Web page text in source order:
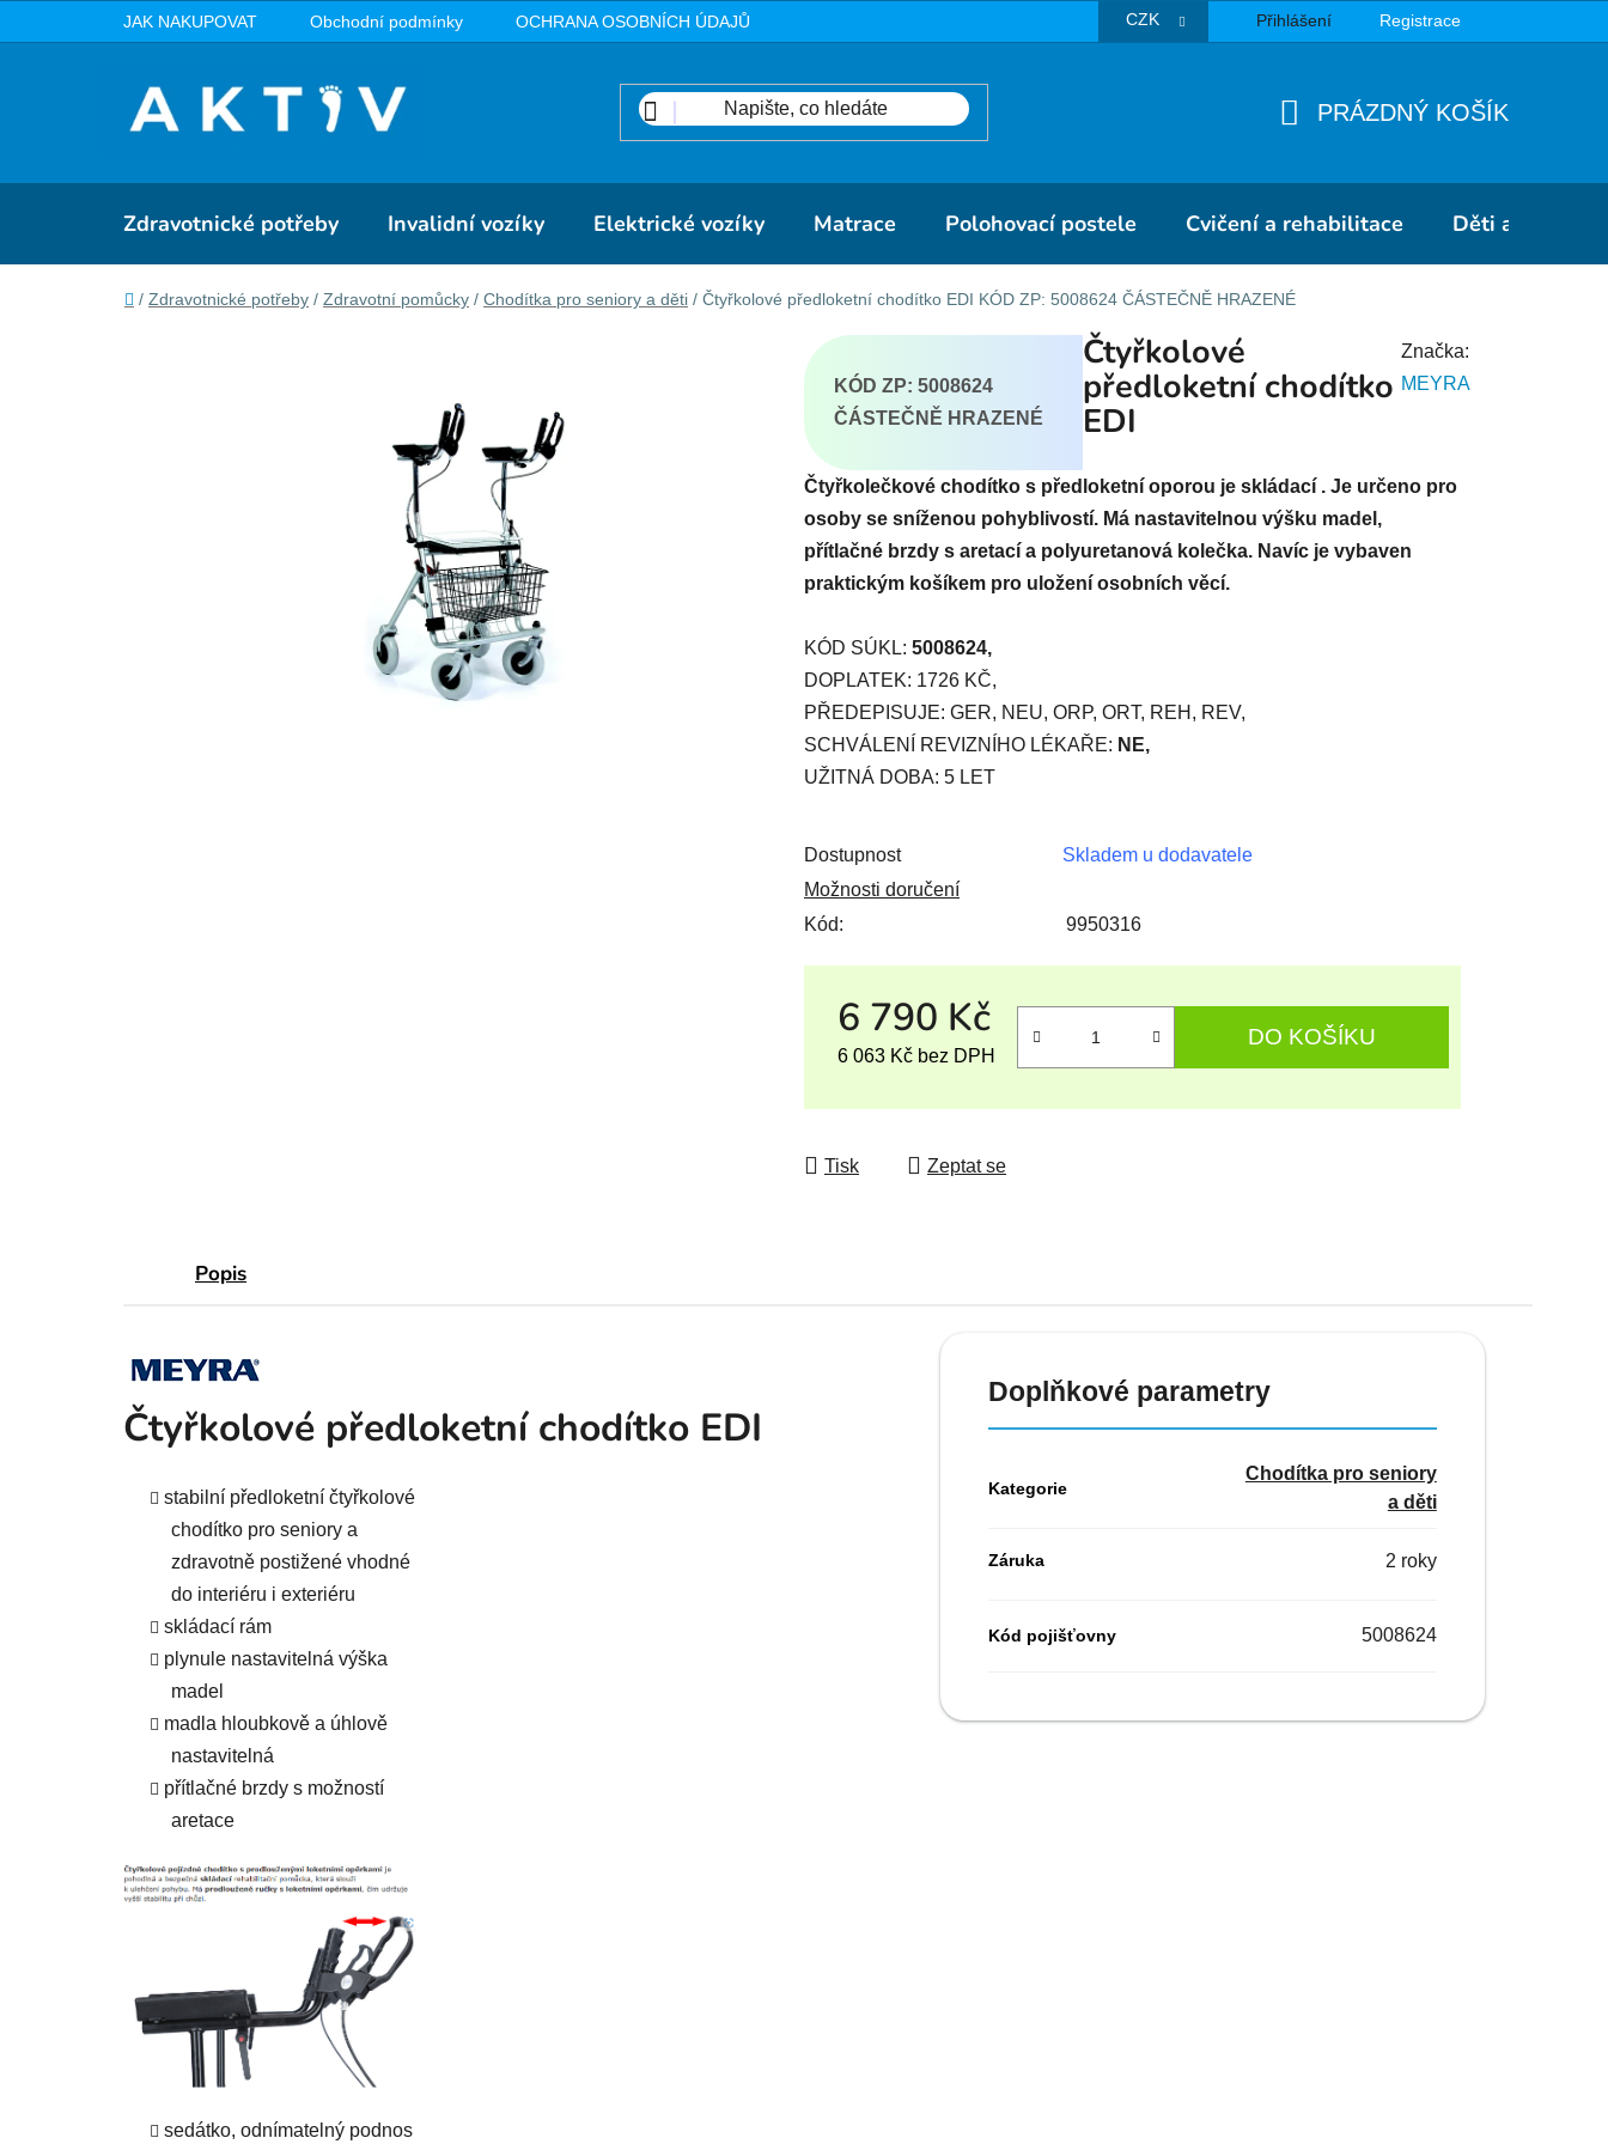
na
JAK NAKUPOVAT Obchodní podmínky OCHRANA OSOBNÍCH ÚDAJŮ CZK Přihlášení Registrace
PRÁZDNÝ KOŠÍK
Zdravotnické potřeby Invalidní vozíky Elektrické vozíky Matrace Polohovací postele Cvičení a rehabilitace Děti a školky
Domů
/ Zdravotnické potřeby / Zdravotní pomůcky / Chodítka pro seniory a děti / Čtyřkolové předloketní chodítko EDI KÓD ZP: 5008624 ČÁSTEČNĚ HRAZENÉ
Značka:
MEYRA
Čtyřkolové
předloketní chodítko
EDI
KÓD ZP: 5008624
ČÁSTEČNĚ HRAZENÉ
Čtyřkolečkové chodítko s předloketní oporou je skládací . Je určeno pro
osoby se sníženou pohyblivostí. Má nastavitelnou výšku madel,
přítlačné brzdy s aretací a polyuretanová kolečka. Navíc je vybaven
praktickým košíkem pro uložení osobních věcí.
KÓD SÚKL: 5008624,
DOPLATEK: 1726 KČ,
PŘEDEPISUJE: GER, NEU, ORP, ORT, REH, REV,
SCHVÁLENÍ REVIZNÍHO LÉKAŘE: NE,
UŽITNÁ DOBA: 5 LET
Dostupnost
Skladem u dodavatele
Možnosti doručení
Kód:
9950316
6 790 Kč
6 063 Kč bez DPH
DO KOŠÍKU
Tisk Zeptat se
Popis
Čtyřkolové předloketní chodítko EDI
stabilní předloketní čtyřkolové
chodítko pro seniory a
zdravotně postižené vhodné
do interiéru i exteriéru
skládací rám
plynule nastavitelná výška
madel
madla hloubkově a úhlově
nastavitelná
přítlačné brzdy s možností
aretace
sedátko, odnímatelný podnos
Doplňkové parametry
Kategorie
Chodítka pro seniory
a děti
Záruka 2 roky
Kód pojišťovny 5008624